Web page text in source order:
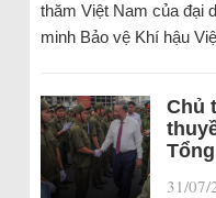
thăm Việt Nam của đại
minh Bảo vệ Khí hậu
Chủ
31/07/